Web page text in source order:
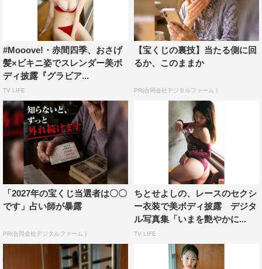
#Mooove!・赤間四季、おさげ
髪×ビキニ姿でスレンダー美ボ
ディ披露『グラビア...
TV LIFE
【宝くじの裏技】当たる側に回
るか、このままか
PR(合同会社デジタルファーム )
「2027年の宝くじ当選者は〇〇
です」占い師が暴露
PR(合同会社デジタルファーム )
ちとせよしの、レースのセクシ
ー衣装で美ボディ披露 デジタ
ル写真集「いまを艶やかに...
TV LIFE